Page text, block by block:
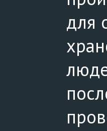
для